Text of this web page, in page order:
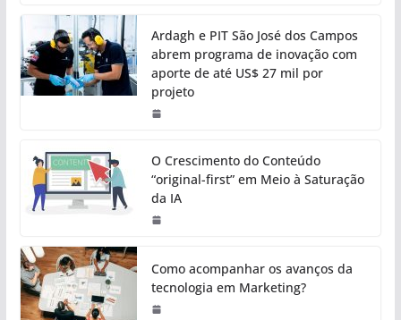
Ardagh e PIT São José dos Campos
abrem programa de inovação com
aporte de até US$ 27 mil por
projeto
O Crescimento do Conteúdo
“original-first” em Meio à Saturação
da IA
Como acompanhar os avanços da
tecnologia em Marketing?